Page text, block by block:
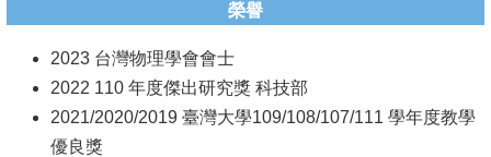
回
首
榮譽
2023 台灣物理學會會士
2022 110 年度傑出研究獎 科技部
2021/2020/2019 臺灣大學109/108/107/111 學年度教學
優良獎